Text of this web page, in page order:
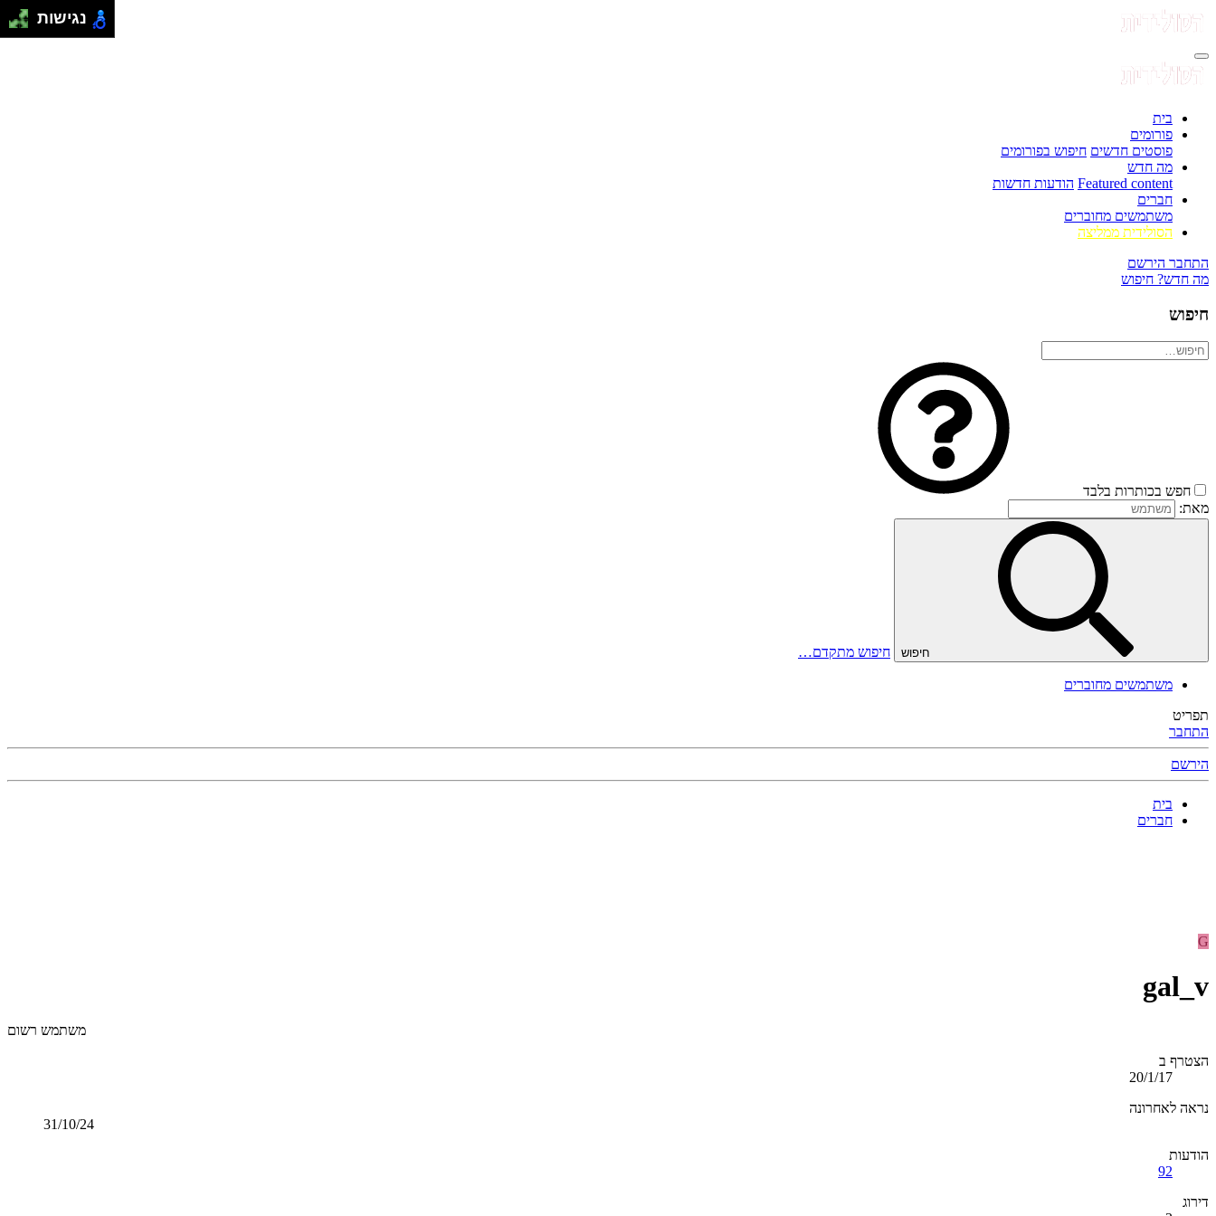
בית
פורומים
פוסטים חדשים חיפוש בפורומים
מה חדש
Featured content הודעות חדשות
חברים
משתמשים מחוברים
הסולידית ממליצה
התחבר הירשם
מה חדש? חיפוש
חיפוש
חפש בכותרות בלבד
מאת:
חיפוש חיפוש מתקדם…
משתמשים מחוברים
תפריט
התחבר
הירשם
בית
חברים
G
gal_v
משתמש רשום
הצטרף ב
20/1/17
נראה לאחרונה
31/10/24
הודעות
92
דירוג
נגישות